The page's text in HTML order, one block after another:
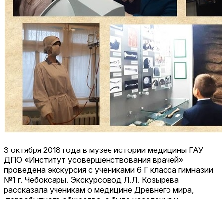
3 октября 2018 года в музее истории медицины ГАУ
ДПО «Институт усовершенствования врачей»
проведена экскурсия с учениками 6 Г класса гимназии
№1 г. Чебоксары. Экскурсовод Л.Л. Козырева
рассказала ученикам о медицине Древнего мира,